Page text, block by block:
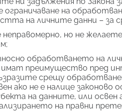
на
на личните данни – за
но не
обработването на
преимущество пред
срещу
ако не е налице
на данните, или
на правни